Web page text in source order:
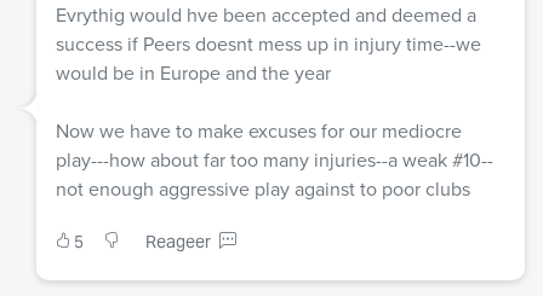
Evrythig would hve been accepted and deemed a
success if Peers doesnt mess up in injury time--we
would be in Europe and the year
Now we have to make excuses for our mediocre
play---how about far too many injuries--a weak #10--
not enough aggressive play against to poor clubs
5 Reageer